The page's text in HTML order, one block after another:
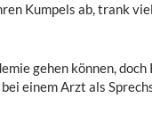
Kumpels ab, trank
gehen können,
einem Arzt als